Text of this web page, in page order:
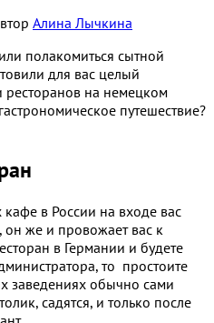
Алина Лычкина
полакомиться сытной
для вас целый
ресторанов на немецком
путешествие?
в России на входе вас
он же и провожает вас к
в Германии и будете
то простоите
заведениях обычно сами
садятся, и только после